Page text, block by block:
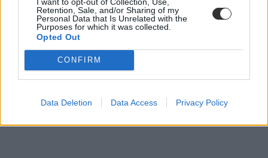
Retention, Sale, and/or Sharing of my
Personal Data that Is Unrelated with the
Purposes for which it was collected.
Opted Out
CONFIRM
Data Deletion Data Access Privacy Policy
diákvélemények
angolérettségi